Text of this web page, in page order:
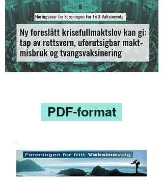
PDF-format